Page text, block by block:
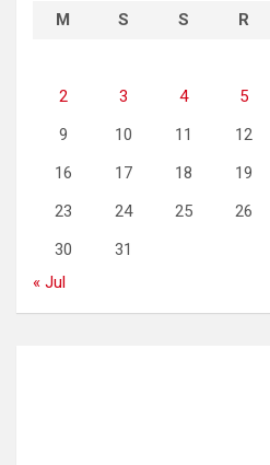
M S S R
2
3 4 5
9
10 11 12
16
17 18 19
23
24 25 26
30
31
« Jul